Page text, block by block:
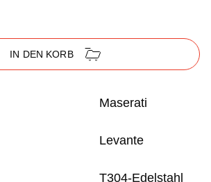
IN DEN KORB
Maserati
Levante
T304-Edelstahl